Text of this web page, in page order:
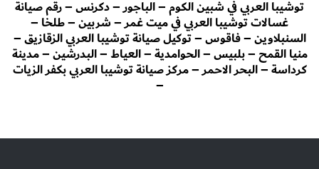
توشيبا العربي في شبين الكوم – الباجور – دكرنس – رقم صيانة
غسالات توشيبا العربي في ميت غمر – شربين – طلخا –
السنبلاوين – فاقوس – توكيل صيانة توشيبا العربي الزقازيق –
منيا القمح – بلبيس – الحوامدية – العياط – البدرشين – مدينة
كرداسة – البحر الاحمر – مركز صيانة توشيبا العربي بكفر الزيات
–